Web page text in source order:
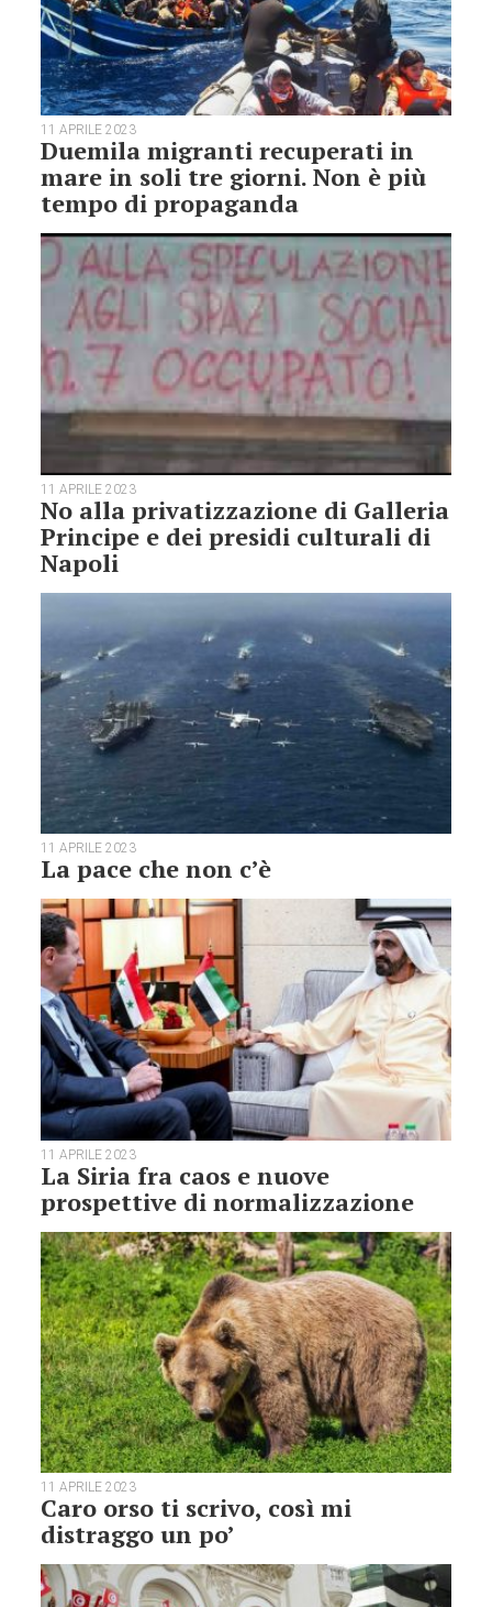
11 APRILE 2023
Duemila migranti recuperati in
mare in soli tre giorni. Non è più
tempo di propaganda
11 APRILE 2023
No alla privatizzazione di Galleria
Principe e dei presidi culturali di
Napoli
11 APRILE 2023
La pace che non c’è
11 APRILE 2023
La Siria fra caos e nuove
prospettive di normalizzazione
11 APRILE 2023
Caro orso ti scrivo, così mi
distraggo un po’